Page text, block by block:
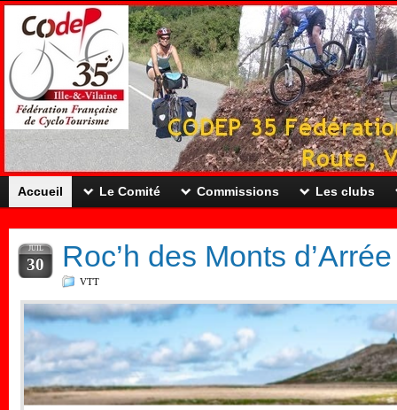
Accueil Le Comité Commissions Les clubs
JUIL
30 Roc’h des Monts
VTT